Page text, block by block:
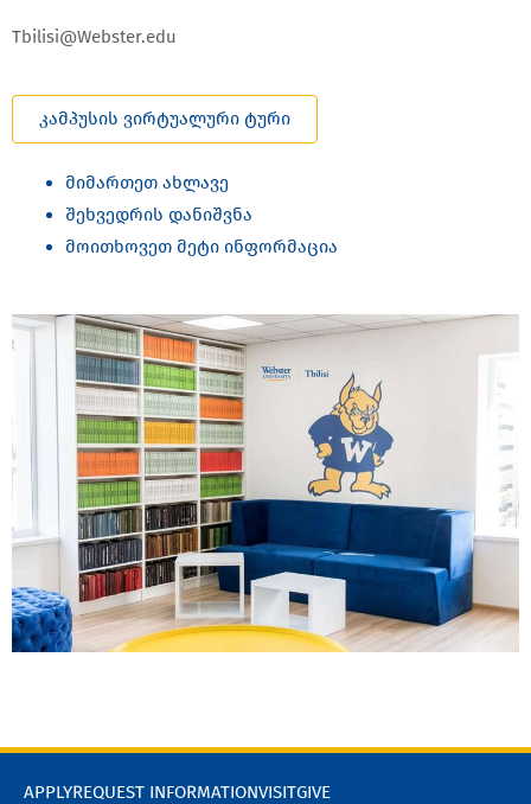
Tbilisi@Webster.edu
კამპუსის ვირტუალური ტური
მიმართეთ ახლავე
შეხვედრის დანიშვნა
მოითხოვეთ მეტი ინფორმაცია
APPLYREQUEST INFORMATIONVISITGIVE